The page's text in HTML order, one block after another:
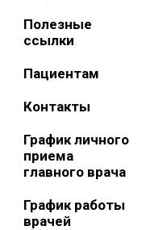
Полезные
ссылки
Пациентам
Контакты
График личного
приема
главного врача
График работы
врачей